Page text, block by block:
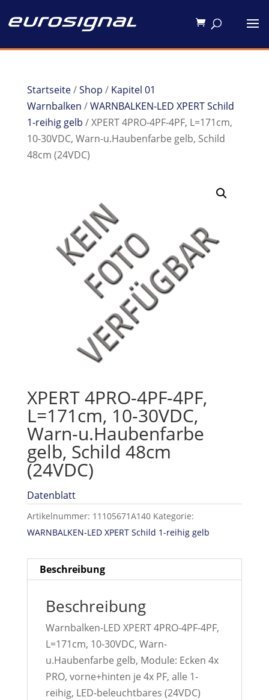
Startseite/Shop / Kapitel 01
Warnbalken /WARNBALKEN-LED XPERT Schild
1-reihig gelb / XPERT 4PRO-4PF-4PF, L=171cm,
10-30VDC, Warn-u.Haubenfarbe gelb, Schild
48cm (24VDC)
XPERT 4PRO-4PF-4PF,
L=171cm, 10-30VDC,
Warn-u.Haubenfarbe
gelb, Schild 48cm
(24VDC)
Datenblatt
Artikelnummer: 11105671A140 Kategorie:
WARNBALKEN-LED XPERT Schild 1-reihig gelb
Beschreibung
Beschreibung
Warnbalken-LED XPERT 4PRO-4PF-4PF,
L=171cm, 10-30VDC, Warn-
u.Haubenfarbe gelb, Module: Ecken 4x
PRO, vorne+hinten je 4x PF, alle 1-
reihig, LED-beleuchtbares (24VDC)